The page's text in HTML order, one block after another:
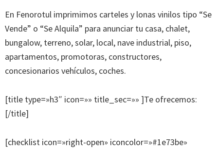
En Fenorotul imprimimos carteles y lonas vinilos tipo “Se
Vende” o “Se Alquila” para anunciar tu casa, chalet,
bungalow, terreno, solar, local, nave industrial, piso,
apartamentos, promotoras, constructores,
concesionarios vehículos, coches.
[title type=»h3″ icon=»» title_sec=»» ]Te ofrecemos:
[/title]
[checklist icon=»right-open» iconcolor=»#1e73be»